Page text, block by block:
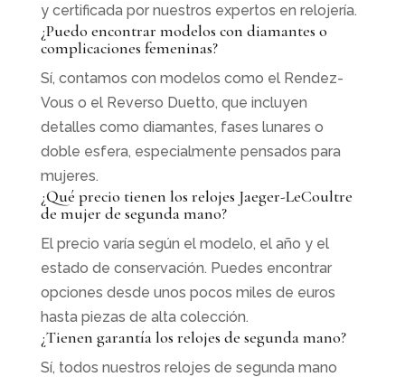
y certificada por nuestros expertos en relojería.
¿Puedo encontrar modelos con diamantes o
complicaciones femeninas?
Sí, contamos con modelos como el Rendez-
Vous o el Reverso Duetto, que incluyen
detalles como diamantes, fases lunares o
doble esfera, especialmente pensados para
mujeres.
¿Qué precio tienen los relojes Jaeger-LeCoultre
de mujer de segunda mano?
El precio varía según el modelo, el año y el
estado de conservación. Puedes encontrar
opciones desde unos pocos miles de euros
hasta piezas de alta colección.
¿Tienen garantía los relojes de segunda mano?
Sí, todos nuestros relojes de segunda mano